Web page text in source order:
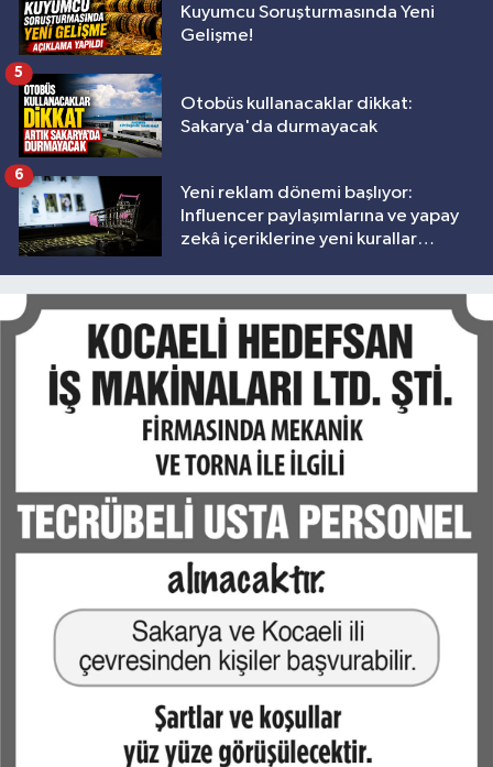
Kuyumcu Soruşturmasında Yeni
Gelişme!
Otobüs kullanacaklar dikkat:
Sakarya'da durmayacak
5
Yeni reklam dönemi başlıyor:
Influencer paylaşımlarına ve yapay
zekâ içeriklerine yeni kurallar
6